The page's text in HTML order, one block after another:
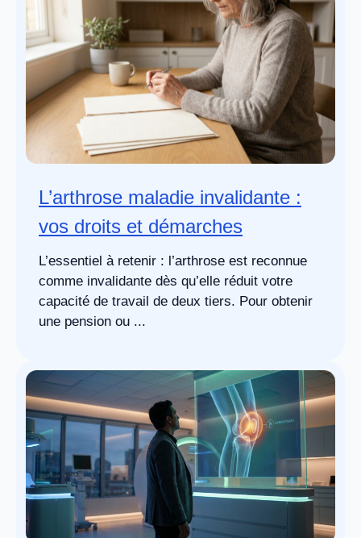
L’arthrose maladie invalidante :
vos droits et démarches
L’essentiel à retenir : l’arthrose est reconnue
comme invalidante dès qu’elle réduit votre
capacité de travail de deux tiers. Pour obtenir
une pension ou ...